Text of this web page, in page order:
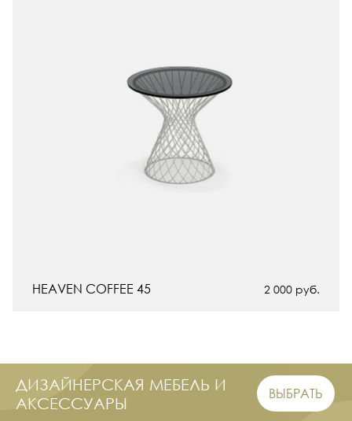
2 000 руб.
HEAVEN COFFEE 45
ДИЗАЙНЕРСКАЯ МЕБЕЛЬ И
АКСЕССУАРЫ
ВЫБРАТЬ